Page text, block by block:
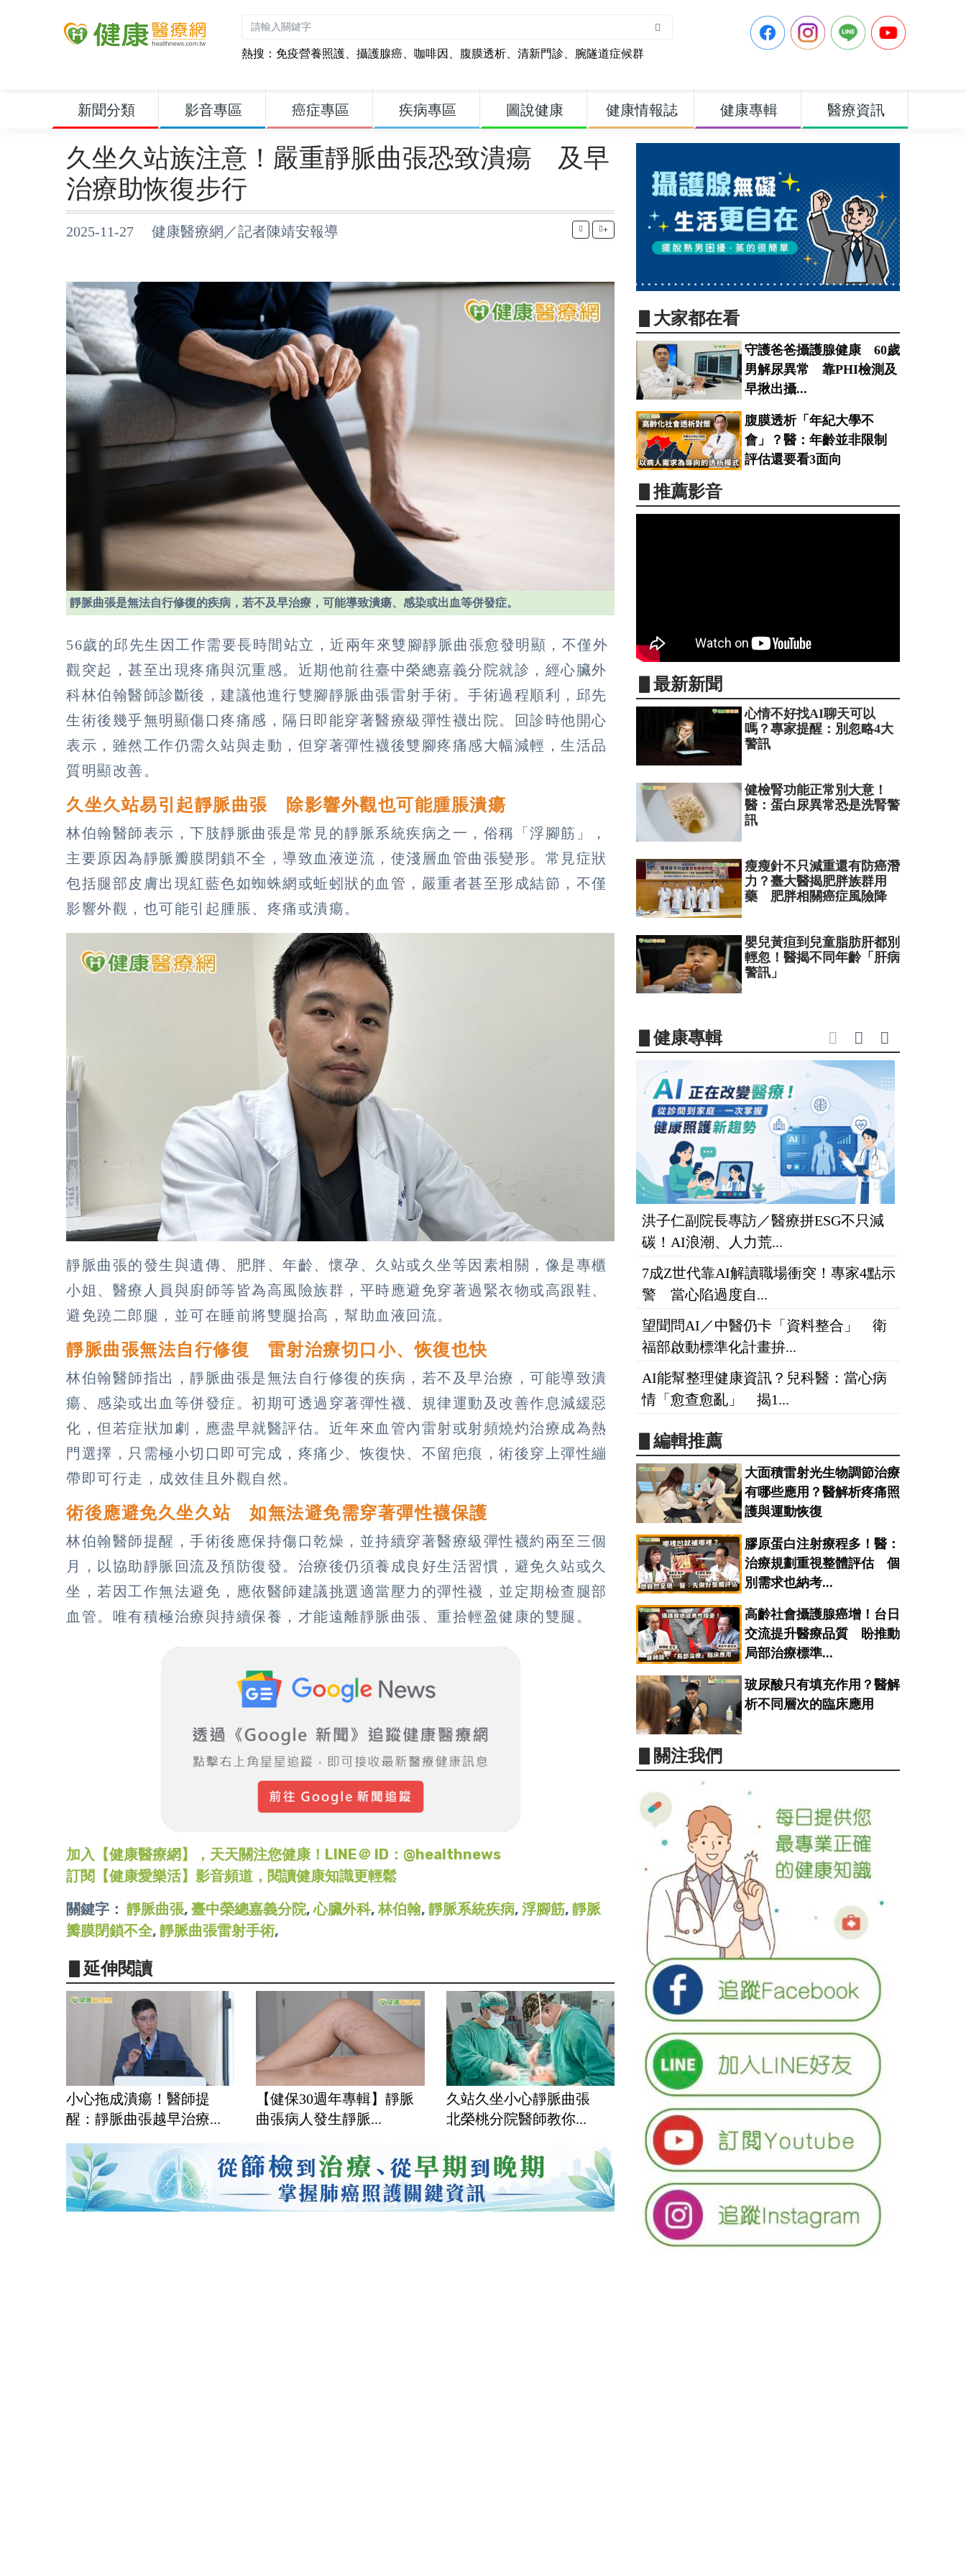
熱搜： 免疫營養照護、 攝護腺癌、 咖啡因、 腹膜透析、 清新門診、 腕隧道症候群
新聞分類 影音專區 癌症專區 疾病專區 圖說健康 健康情報誌 健康專輯 醫療資訊
久坐久站族注意！嚴重靜脈曲張恐致潰瘍 及早
治療助恢復步行
2025-11-27 健康醫療網／記者陳靖安報導 +
靜脈曲張是無法自行修復的疾病，若不及早治療，可能導致潰瘍、感染或出血等併發症。
56歲的邱先生因工作需要長時間站立，近兩年來雙腳靜脈曲張愈發明顯，不僅外
觀突起，甚至出現疼痛與沉重感。近期他前往臺中榮總嘉義分院就診，經心臟外
科林伯翰醫師診斷後，建議他進行雙腳靜脈曲張雷射手術。手術過程順利，邱先
生術後幾乎無明顯傷口疼痛感，隔日即能穿著醫療級彈性襪出院。回診時他開心
表示，雖然工作仍需久站與走動，但穿著彈性襪後雙腳疼痛感大幅減輕，生活品
質明顯改善。
久坐久站易引起靜脈曲張 除影響外觀也可能腫脹潰瘍
林伯翰醫師表示，下肢靜脈曲張是常見的靜脈系統疾病之一，俗稱「浮腳筋」，
主要原因為靜脈瓣膜閉鎖不全，導致血液逆流，使淺層血管曲張變形。常見症狀
包括腿部皮膚出現紅藍色如蜘蛛網或蚯蚓狀的血管，嚴重者甚至形成結節，不僅
影響外觀，也可能引起腫脹、疼痛或潰瘍。
靜脈曲張的發生與遺傳、肥胖、年齡、懷孕、久站或久坐等因素相關，像是專櫃
小姐、醫療人員與廚師等皆為高風險族群，平時應避免穿著過緊衣物或高跟鞋、
避免蹺二郎腿，並可在睡前將雙腿抬高，幫助血液回流。
靜脈曲張無法自行修復 雷射治療切口小、恢復也快
林伯翰醫師指出，靜脈曲張是無法自行修復的疾病，若不及早治療，可能導致潰
瘍、感染或出血等併發症。初期可透過穿著彈性襪、規律運動及改善作息減緩惡
化，但若症狀加劇，應盡早就醫評估。近年來血管內雷射或射頻燒灼治療成為熱
門選擇，只需極小切口即可完成，疼痛少、恢復快、不留疤痕，術後穿上彈性繃
帶即可行走，成效佳且外觀自然。
術後應避免久坐久站 如無法避免需穿著彈性襪保護
林伯翰醫師提醒，手術後應保持傷口乾燥，並持續穿著醫療級彈性襪約兩至三個
月，以協助靜脈回流及預防復發。治療後仍須養成良好生活習慣，避免久站或久
坐，若因工作無法避免，應依醫師建議挑選適當壓力的彈性襪，並定期檢查腿部
血管。唯有積極治療與持續保養，才能遠離靜脈曲張、重拾輕盈健康的雙腿。
加入【健康醫療網】，天天關注您健康！LINE＠ ID：@healthnews
訂閱【健康愛樂活】影音頻道，閱讀健康知識更輕鬆
關鍵字： 靜脈曲張, 臺中榮總嘉義分院,心臟外科,林伯翰, 靜脈系統疾病, 浮腳筋, 靜脈
瓣膜閉鎖不全, 靜脈曲張雷射手術,
▋延伸閱讀
小心拖成潰瘍！醫師提
醒：靜脈曲張越早治療...
【健保30週年專輯】靜脈
曲張病人發生靜脈...
久站久坐小心靜脈曲張
北榮桃分院醫師教你...
▋大家都在看
守護爸爸攝護腺健康 60歲
男解尿異常 靠PHI檢測及
早揪出攝...
腹膜透析「年紀大學不
會」？醫：年齡並非限制
評估還要看3面向
▋推薦影音
▋最新新聞
心情不好找AI聊天可以
嗎？專家提醒：別忽略4大
警訊
健檢腎功能正常別大意！
醫：蛋白尿異常恐是洗腎警
訊
瘦瘦針不只減重還有防癌潛
力？臺大醫揭肥胖族群用
藥 肥胖相關癌症風險降
嬰兒黃疸到兒童脂肪肝都別
輕忽！醫揭不同年齡「肝病
警訊」
▋健康專輯
洪子仁副院長專訪／醫療拼ESG不只減
碳！AI浪潮、人力荒...
7成Z世代靠AI解讀職場衝突！專家4點示
警 當心陷過度自...
望聞問AI／中醫仍卡「資料整合」 衛
福部啟動標準化計畫拚...
AI能幫整理健康資訊？兒科醫：當心病
情「愈查愈亂」 揭1...
▋編輯推薦
大面積雷射光生物調節治療
有哪些應用？醫解析疼痛照
護與運動恢復
膠原蛋白注射療程多！醫：
治療規劃重視整體評估 個
別需求也納考...
高齡社會攝護腺癌增！台日
交流提升醫療品質 盼推動
局部治療標準...
玻尿酸只有填充作用？醫解
析不同層次的臨床應用
▋關注我們